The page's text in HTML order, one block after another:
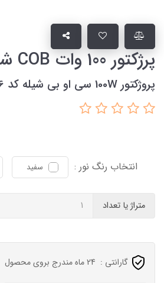
پرژکتور 100 وات COB شیله
پروژکتور 100W سی او بی شیله کد PRVS-0036
انتخاب رنگ نور : سفید
متراژ یا تعداد
گارانتی : 24 ماه مندرج بروی محصول